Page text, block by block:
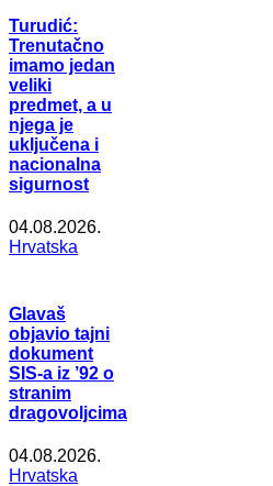
Turudić:
Trenutačno
imamo jedan
veliki
predmet, a u
njega je
uključena i
nacionalna
sigurnost
04.08.2026.
Hrvatska
Glavaš
objavio tajni
dokument
SIS-a iz ’92 o
stranim
dragovoljcima
04.08.2026.
Hrvatska